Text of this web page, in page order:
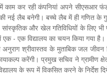
काम कर रही कंपनियां अपने सीएसआर
की नई लैब बनेगी। बच्चे लैब में ही गणित
और खेल गतिविधियों के लिए भी
- एक विद्यालय का चयन किया गया है।
अनुराग श्रीवास्तव के मुताबिक जल
कायाकल्प करेंगी। प्रमुख सचिव ने
के रूप में विकसित करने के निर्देश